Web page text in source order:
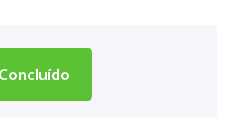
Concluído